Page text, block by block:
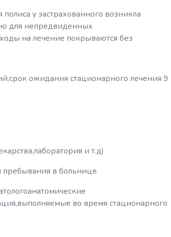
у застрахованного возникла
для непредвиденных
на лечение покрываются без
ожидания стационарного лечения 9
и т.д)
пребывания в больнице
во время стационарного